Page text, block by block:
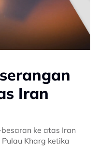
Iran
ke atas Iran
Kharg ketika